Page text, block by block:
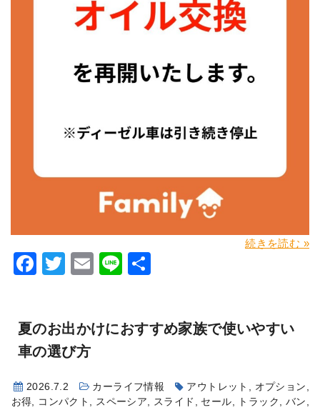
続きを読む »
Facebook
Twitter
Email
Line
夏のお出かけにおすすめ家族で使いやすい
車の選び方
2026.7.2 カーライフ情報 アウトレット オプション
お得
コンパクト スペーシア スライド セール トラック バン